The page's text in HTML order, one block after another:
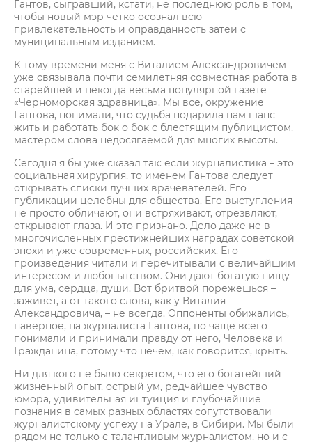
Гантов, сыгравший, кстати, не последнюю роль в том,
чтобы новый мэр четко осознал всю
привлекательность и оправданность затеи с
муниципальным изданием.
К тому времени меня с Виталием Александровичем
уже связывала почти семилетняя совместная работа в
старейшей и некогда весьма популярной газете
«Черноморская здравница». Мы все, окружение
Гантова, понимали, что судьба подарила нам шанс
жить и работать бок о бок с блестящим публицистом,
мастером слова недосягаемой для многих высоты.
Сегодня я бы уже сказал так: если журналистика – это
социальная хирургия, то именем Гантова следует
открывать списки лучших врачевателей. Его
публикации целебны для общества. Его выступления
не просто обличают, они встряхивают, отрезвляют,
открывают глаза. И это признано. Дело даже не в
многочисленных престижнейших наградах советской
эпохи и уже современных, российских. Его
произведения читали и перечитывали с величайшим
интересом и любопытством. Они дают богатую пищу
для ума, сердца, души. Вот бритвой порежешься –
заживет, а от такого слова, как у Виталия
Александровича, – не всегда. Оппоненты обижались,
наверное, на журналиста Гантова, но чаще всего
понимали и принимали правду от него, Человека и
Гражданина, потому что нечем, как говорится, крыть.
Ни для кого не было секретом, что его богатейший
жизненный опыт, острый ум, редчайшее чувство
юмора, удивительная интуиция и глубочайшие
познания в самых разных областях сопутствовали
журналистскому успеху на Урале, в Сибири. Мы были
рядом не только с талантливым журналистом, но и с